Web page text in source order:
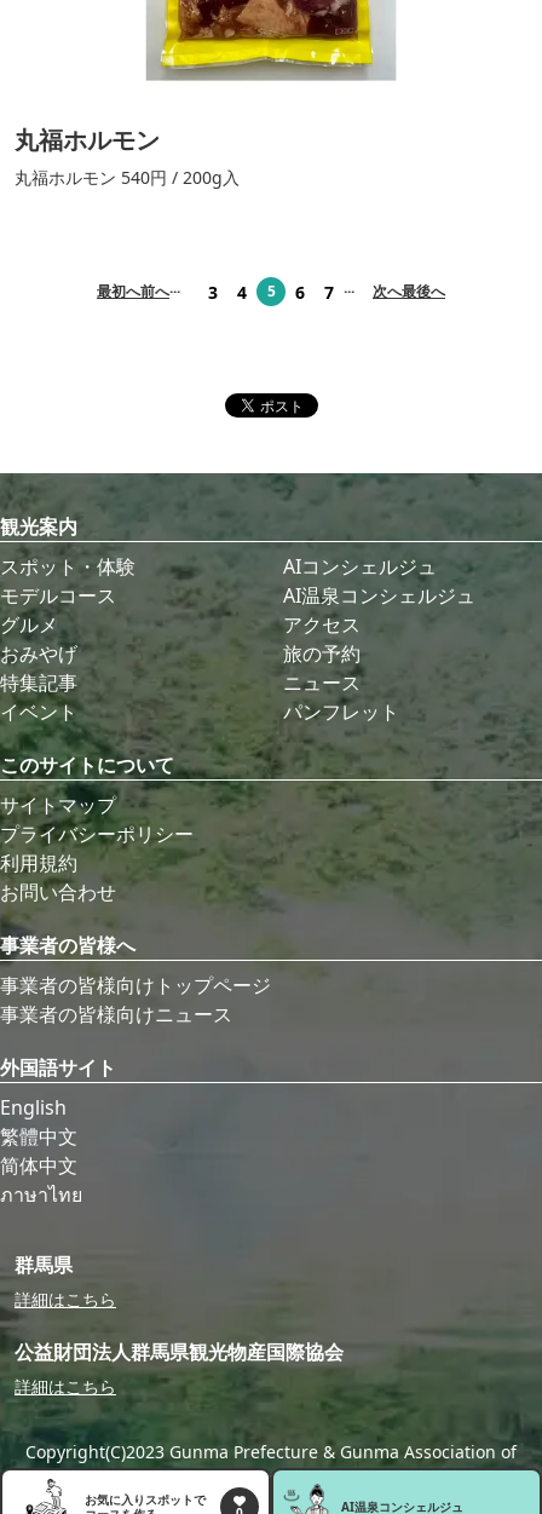
丸福ホルモン
丸福ホルモン 540円 / 200g入
最初へ前へ... 3 4 5 6 7 ... 次へ最後へ
お気に入りスポットで
AI温泉コンシェルジュ
観光案内
スポット・体験
モデルコース
グルメ
おみやげ
特集記事
イベント
AIコンシェルジュ
AI温泉コンシェルジュ
アクセス
旅の予約
ニュース
パンフレット
このサイトについて
サイトマップ
プライバシーポリシー
利用規約
お問い合わせ
事業者の皆様へ
事業者の皆様向けトップページ
事業者の皆様向けニュース
外国語サイト
English
繁體中文
简体中文
ภาษาไทย
群馬県
詳細はこちら
公益財団法人群馬県観光物産国際協会
詳細はこちら
Copyright(C)2023 Gunma Prefecture & Gunma Association of
Tourism,Local Products & International Exchange